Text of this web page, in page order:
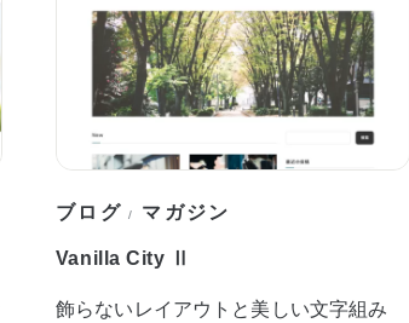
ブログ / マガジン
Vanilla City Ⅱ
飾らないレイアウトと美しい文字組み